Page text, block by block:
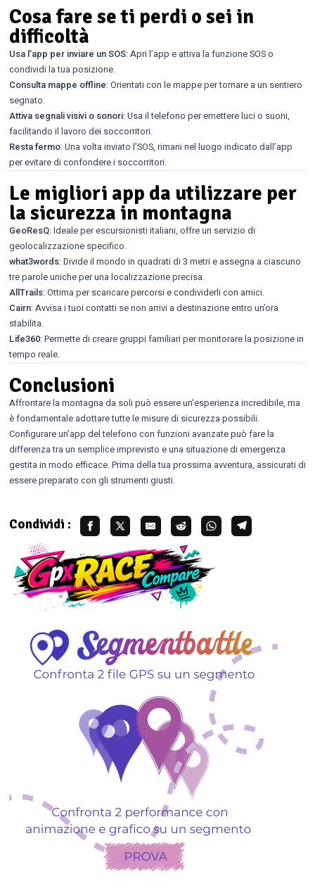
Cosa fare se ti perdi o sei in
difficoltà
Usa l’app per inviare un SOS: Apri l’app e attiva la funzione SOS o
condividi la tua posizione.
Consulta mappe offline: Orientati con le mappe per tornare a un sentiero
segnato.
Attiva segnali visivi o sonori: Usa il telefono per emettere luci o suoni,
facilitando il lavoro dei soccorritori.
Resta fermo: Una volta inviato l’SOS, rimani nel luogo indicato dall’app
per evitare di confondere i soccorritori.
Le migliori app da utilizzare per
la sicurezza in montagna
GeoResQ: Ideale per escursionisti italiani, offre un servizio di
geolocalizzazione specifico.
what3words: Divide il mondo in quadrati di 3 metri e assegna a ciascuno
tre parole uniche per una localizzazione precisa.
AllTrails: Ottima per scaricare percorsi e condividerli con amici.
Cairn: Avvisa i tuoi contatti se non arrivi a destinazione entro un’ora
stabilita.
Life360: Permette di creare gruppi familiari per monitorare la posizione in
tempo reale.
Conclusioni
Affrontare la montagna da soli può essere un’esperienza incredibile, ma
è fondamentale adottare tutte le misure di sicurezza possibili.
Configurare un’app del telefono con funzioni avanzate può fare la
differenza tra un semplice imprevisto e una situazione di emergenza
gestita in modo efficace. Prima della tua prossima avventura, assicurati di
essere preparato con gli strumenti giusti.
Condividi :